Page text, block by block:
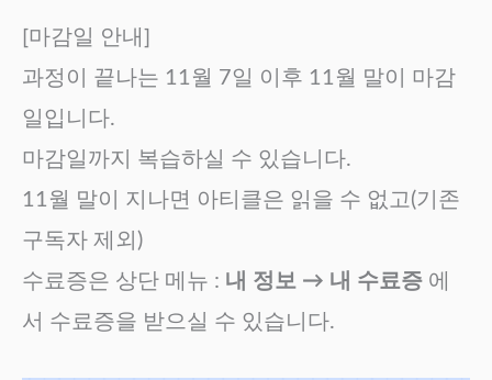
[마감일 안내]
과정이 끝나는 11월 7일 이후 11월 말이 마감
일입니다.
마감일까지 복습하실 수 있습니다.
11월 말이 지나면 아티클은 읽을 수 없고(기존
구독자 제외)
수료증은 상단 메뉴 : 내 정보 → 내 수료증 에
서 수료증을 받으실 수 있습니다.